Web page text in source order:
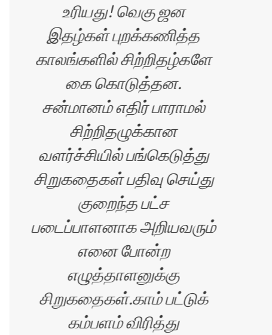
உரியது! வெகு ஜன
இதழ்கள் புறக்கணித்த
காலங்களில் சிற்றிதழ்களே
கை கொடுத்தன.
சன்மானம் எதிர் பாராமல்
சிற்றிதழுக்கான
வளர்ச்சியில் பங்கெடுத்து
சிறுகதைகள் பதிவு செய்து
குறைந்த பட்ச
படைப்பாளனாக அறியவரும்
எனை போன்ற
எழுத்தாளனுக்கு
சிறுகதைகள்.காம் பட்டுக்
கம்பளம் விரித்து